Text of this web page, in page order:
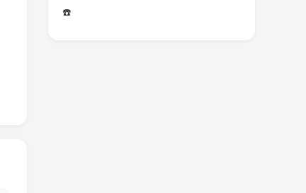
☎️